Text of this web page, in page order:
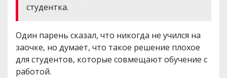
студентка.
Один парень сказал, что никогда не учился на
заочке, но думает, что такое решение плохое
для студентов, которые совмещают обучение с
работой.